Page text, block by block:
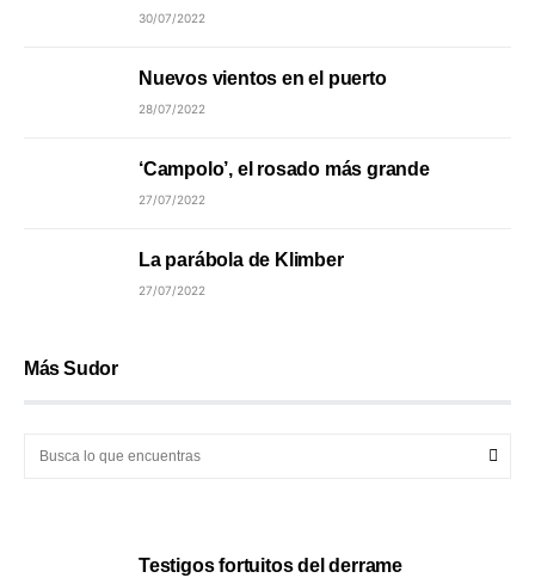
30/07/2022
Nuevos vientos en el puerto
28/07/2022
‘Campolo’, el rosado más grande
27/07/2022
La parábola de Klimber
27/07/2022
Más Sudor
Testigos fortuitos del derrame